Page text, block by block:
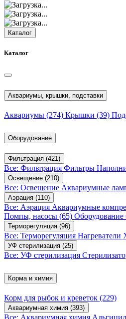
Каталог
Каталог
Аквариумы, крышки, подставки
Аквариумы (274) Крышки (39)
Оборудование
Фильтрация (421)
Все: Фильтрация Фильтры
Освещение (210)
Все: Освещение Аквариумные
Аэрация (110)
Все: Аэрация Аквариумные
Помпы, насосы (65) Оборудование
Терморегуляция (96)
Все: Терморегуляция Нагреватели
УФ стерилизация (25)
Все: УФ стерилизация
Корма и химия
Корм для рыбок и креветок (229)
Аквариумная химия (393)
Все: Аквариумная химия